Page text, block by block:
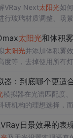
VRay Next太阳光如
行玻璃材质调整、场
太阳光和体积
太阳光并添加体积雾
度等，去掉使用所有
器：到底哪个更适
模拟器在光谱匹配度
研机构的理想选择，
日景效果的表